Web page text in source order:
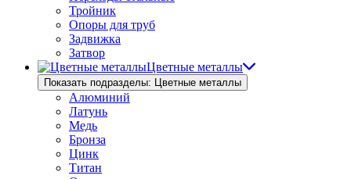
Тройник
Опоры для труб
Задвижка
Затвор
Цветные металлы
Показать подразделы: Цветные металлы
Алюминий
Латунь
Медь
Бронза
Цинк
Титан